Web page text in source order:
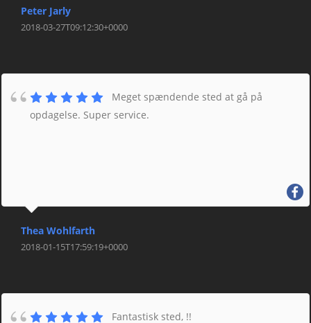
Peter Jarly
2018-03-27T09:12:30+0000
Meget spændende sted at gå på
opdagelse. Super service.
Thea Wohlfarth
2018-01-15T17:59:19+0000
Fantastisk sted, !!